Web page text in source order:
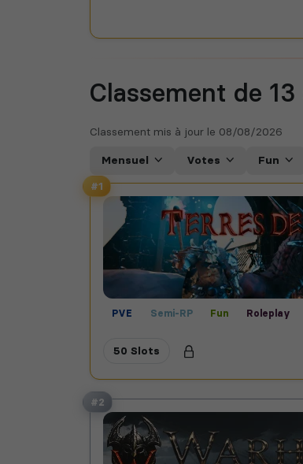
Classement de 13
Classement mis à jour le 08/08/2026
Mensuel Votes Fun
#1
PVE Semi-RP Fun Roleplay
50 Slots
#2